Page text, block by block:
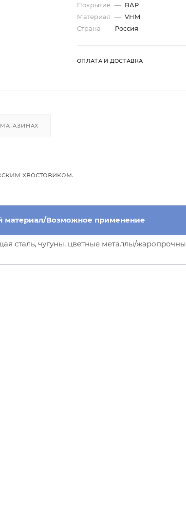
Покрытие — BAP
Материал — VHM
Страна — Россия
ОПЛАТА И ДОСТАВКА
хвостовиком.
материал/Возможное применение
сталь, чугуны, цветные металлы/